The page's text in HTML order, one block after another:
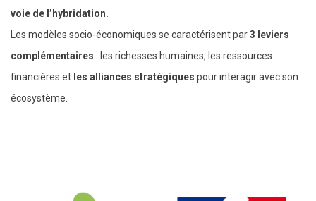
voie de l’hybridation.
Les modèles socio-économiques se caractérisent par3 leviers
complémentaires : les richesses humaines, les ressources
financières et les alliances stratégiques pour interagir avec son
écosystème.